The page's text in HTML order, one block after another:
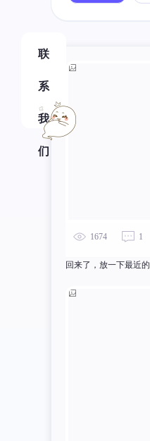
1674 1
回来了，放一下最近的
联
系
我
们